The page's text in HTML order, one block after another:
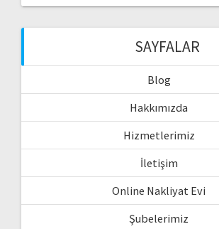
SAYFALAR
Blog
Hakkımızda
Hizmetlerimiz
İletişim
Online Nakliyat Evi
Şubelerimiz